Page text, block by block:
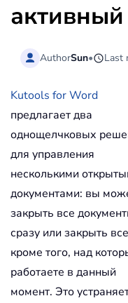
активный
AuthorSun• Last
Kutools for Word
предлагает два
однощелчковых
для управления
несколькими
документами: вы
закрыть все
сразу или закрыть
кроме того, над
работаете в данный
момент. Это